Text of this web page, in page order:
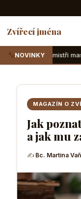
Zvířecí jména
NOVINKYkteré v
MAGAZÍN O
Jak
a jak mu
✍ Bc. Martina